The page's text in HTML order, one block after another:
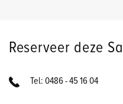
Reserveer deze
Tel: 0486 - 45 16 04